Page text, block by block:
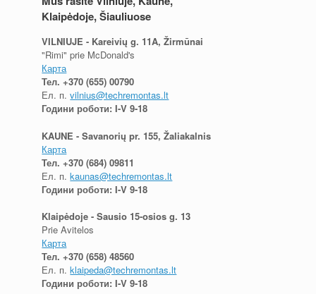
Klaipėdoje, Šiauliuose
VILNIUJE - Kareivių g. 11A, Žirmūnai
"Rimi" prie McDonald's
Карта
Тел.+370 (655) 00790
Ел. п.vilnius@techremontas.lt
Години роботи: I-V 9-18
KAUNE - Savanorių pr. 155, Žaliakalnis
Карта
Тел.+370 (684) 09811
Ел. п.kaunas@techremontas.lt
Години роботи: I-V 9-18
Klaipėdoje - Sausio 15-osios g. 13
Prie Avitelos
Карта
Тел.+370 (658) 48560
Ел. п.klaipeda@techremontas.lt
Години роботи: I-V 9-18